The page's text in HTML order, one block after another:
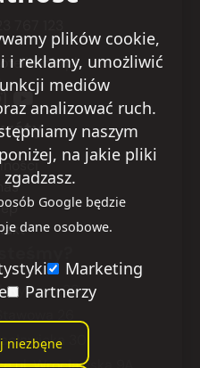
Ryżowa 29
30
plików cookie,
i reklamy, umożliwić
mediów
analizować ruch.
naszym
na jakie pliki
Google będzie
dane osobowe.
Marketing
Partnerzy
niezbęne